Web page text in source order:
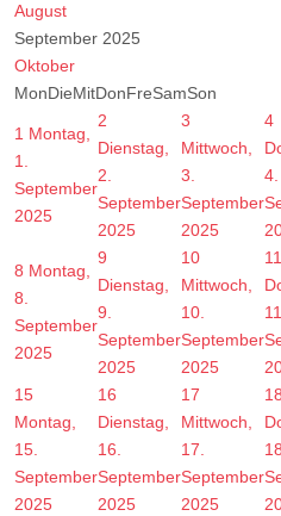
August
September 2025
Oktober
MonDieMitDonFreSamSon
1 Montag,
1.
September
2025
2
Dienstag,
2.
September
2025
3
Mittwoch,
3.
September
2025
4
4.
8 Montag,
8.
September
2025
9
Dienstag,
9.
September
2025
10
Mittwoch,
10.
September
2025
11
15
Montag,
15.
September
2025
16
Dienstag,
16.
September
2025
17
Mittwoch,
17.
September
2025
18